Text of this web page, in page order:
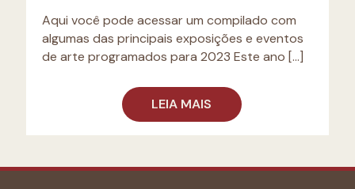
Aqui você pode acessar um compilado com
algumas das principais exposições e eventos
de arte programados para 2023 Este ano […]
LEIA MAIS